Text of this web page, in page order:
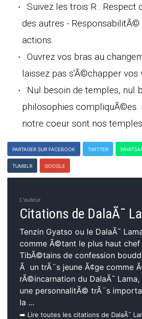
Suivez les trois R : Respect
des autres -
actions.
Ouvrez vos bras au
laissez pas s'Ã©chapper vos
Nul besoin de temples, nul
philosophies compliquÃ©es.
notre coeur sont nos
PARTAGER SUR FACEBOOK TWITTER
TUMBLR GOOGLE
L'auteur
Citations de DalaÃ¯
Tenzin Gyatso ou le DalaÃ¯
comme Ã©tant le plus haut
TibÃ©tains de confession
Ã un trÃ¨s jeune Ã¢ge comme
rÃ©incarnation du DalaÃ¯
une personnalitÃ© trÃ¨s
la ...
➡️ Lire toutes les citations de DalaÃ¯